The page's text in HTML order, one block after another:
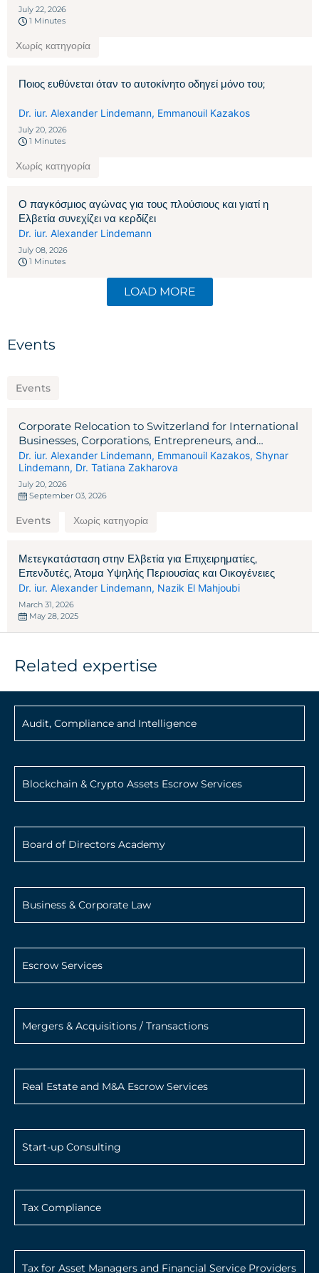
July 22, 2026
1 Minutes
Χωρίς κατηγορία
Ποιος ευθύνεται όταν το αυτοκίνητο οδηγεί μόνο του;
Dr. iur. Alexander Lindemann, Emmanouil Kazakos
July 20, 2026
1 Minutes
Χωρίς κατηγορία
Ο παγκόσμιος αγώνας για τους πλούσιους και γιατί η
Ελβετία συνεχίζει να κερδίζει
Dr. iur. Alexander Lindemann
July 08, 2026
1 Minutes
LOAD MORE
Events
Events
Corporate Relocation to Switzerland for International
Businesses, Corporations, Entrepreneurs, and
Investors
Dr. iur. Alexander Lindemann, Emmanouil Kazakos, Shynar
Lindemann, Dr. Tatiana Zakharova
July 20, 2026
September 03, 2026
Events Χωρίς κατηγορία
Μετεγκατάσταση στην Ελβετία για Επιχειρηματίες,
Επενδυτές, Άτομα Υψηλής Περιουσίας και Οικογένειες
Dr. iur. Alexander Lindemann, Nazik El Mahjoubi
March 31, 2026
May 28, 2025
Related expertise
Audit, Compliance and Intelligence
Blockchain & Crypto Assets Escrow Services
Board of Directors Academy
Business & Corporate Law
Escrow Services
Mergers & Acquisitions / Transactions
Real Estate and M&A Escrow Services
Start-up Consulting
Tax Compliance
Tax for Asset Managers and Financial Service Providers